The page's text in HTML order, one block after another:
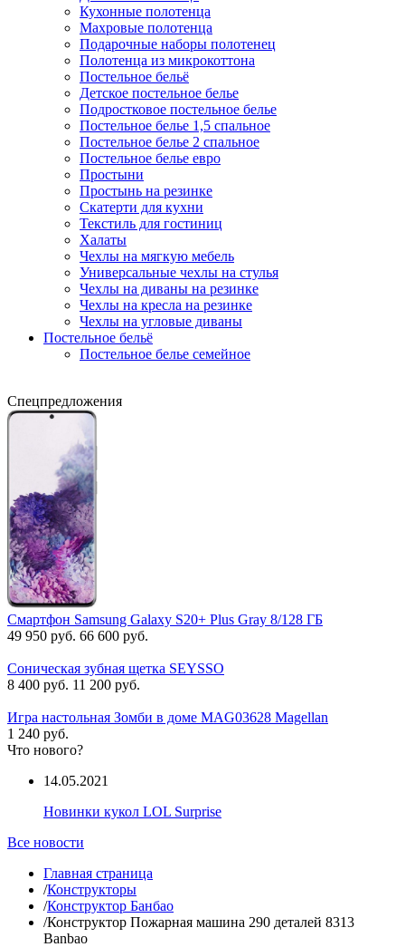
Кухонные полотенца
Махровые полотенца
Подарочные наборы полотенец
Полотенца из микрокоттона
Постельное бельё
Детское постельное белье
Подростковое постельное белье
Постельное белье 1,5 спальное
Постельное белье 2 спальное
Постельное белье евро
Простыни
Простынь на резинке
Скатерти для кухни
Текстиль для гостиниц
Халаты
Чехлы на мягкую мебель
Универсальные чехлы на стулья
Чехлы на диваны на резинке
Чехлы на кресла на резинке
Чехлы на угловые диваны
Постельное бельё
Постельное белье семейное
Спецпредложения
Смартфон Samsung Galaxy S20+ Plus Gray 8/128 ГБ
49 950 руб. 66 600 руб.
Соническая зубная щетка SEYSSO
8 400 руб. 11 200 руб.
Игра настольная Зомби в доме MAG03628 Magellan
1 240 руб.
Что нового?
14.05.2021
Новинки кукол LOL Surprise
Все новости
Главная страница
/Конструкторы
/Конструктор Банбао
/Конструктор Пожарная машина 290 деталей 8313
Banbao